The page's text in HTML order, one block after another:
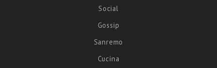
Social
Gossip
Sanremo
Cucina